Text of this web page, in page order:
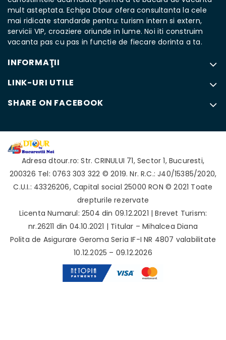
mult asteptata. Echipa Dtour ofera consultanta la cele
mai ridicate standarde pentru: turism intern si extern,
servicii VIP, croaziere oriunde in lume. Noi iti construim
vacanta pas cu pas in functie de fiecare dorinta a ta.
INFORMAŢII
LINK-URI UTILE
SHARE ON FACEBOOK
Adresadtour.ro:Str. CRINULUI 71, Sector 1,Bucuresti,
200326 Tel: 0763 303 322 © 2019. Nr. R.C.: J40/15385/2020,
C.U.I.: 43326206, Capital social 25000 RON © 2021 Toate
drepturile rezervate
Licenta Numarul: 2504 din 09.12.2021 | Brevet Turism:
nr.26211 din 04.10.2021 | Titular – Mihalcea Diana
Polita de Asigurare Geroma Seria IF-I NR 4807 valabilitate
10.12.2025 – 09.12.2026